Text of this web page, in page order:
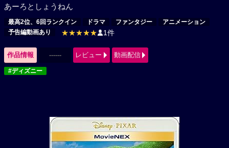
あーろとしょうねん
最高2位、6回ランクイン ドラマ ファンタジー
アニメーション
予告編動画あり
★★★★★ 1件
作品情報 ------ レビュー 動画配信
#ディズニー